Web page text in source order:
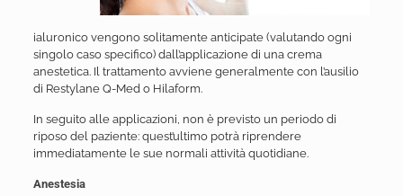
ialuronico vengono solitamente anticipate (valutando ogni
singolo caso specifico) dall’applicazione di una crema
anestetica. Il trattamento avviene generalmente con l’ausilio
di Restylane Q-Med o Hilaform.
In seguito alle applicazioni, non è previsto un periodo di
riposo del paziente: quest’ultimo potrà riprendere
immediatamente le sue normali attività quotidiane.
Anestesia